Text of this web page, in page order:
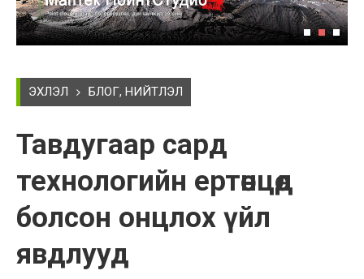
ЭХЛЭЛ БЛОГ, НИЙТЛЭЛ
Тавдугаар сард
технологийн ертөнцөд
болсон онцлох үйл
явдлууд